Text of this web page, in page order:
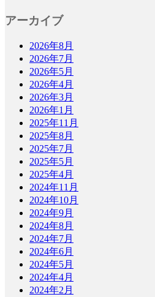
アーカイブ
2026年8月
2026年7月
2026年5月
2026年4月
2026年3月
2026年1月
2025年11月
2025年8月
2025年7月
2025年5月
2025年4月
2024年11月
2024年10月
2024年9月
2024年8月
2024年7月
2024年6月
2024年5月
2024年4月
2024年2月